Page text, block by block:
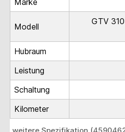
Modell
GTV
Hubraum
Leistung
Schaltung
Kilometer
weitere Spezifikation